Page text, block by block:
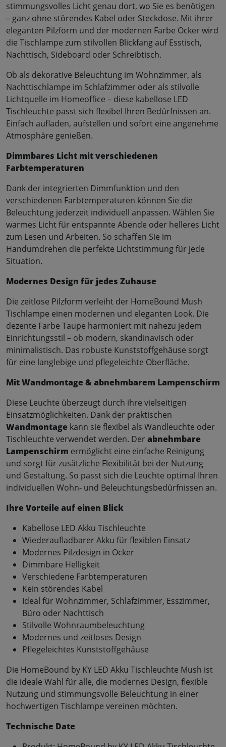
stimmungsvolles Licht genau dort, wo Sie es benötigen
– ganz ohne störendes Kabel oder Steckdose. Mit ihrer
eleganten Pilzform und der modernen Farbe Ocker wird
die Tischlampe zum stilvollen Blickfang auf Esstisch,
Nachttisch, Sideboard oder Schreibtisch.
Ob als dekorative Beleuchtung im Wohnzimmer, als
Nachttischlampe im Schlafzimmer oder als stilvolle
Lichtquelle im Homeoffice – diese kabellose LED
Tischleuchte passt sich flexibel Ihren Bedürfnissen an.
Einfach aufladen, aufstellen und sofort eine angenehme
Atmosphäre genießen.
Dimmbares Licht mit verschiedenen
Farbtemperaturen
Dank der integrierten Dimmfunktion und den
verschiedenen Farbtemperaturen können Sie die
Beleuchtung jederzeit individuell anpassen. Wählen Sie
warmes Licht für entspannte Abende oder helleres Licht
zum Lesen und Arbeiten. So schaffen Sie im
Handumdrehen die perfekte Lichtstimmung für jede
Situation.
Modernes Design für jedes Zuhause
Die zeitlose Pilzform verleiht der HomeBound Mush
Tischlampe einen modernen und eleganten Look. Die
dezente Farbe Taupe harmoniert mit nahezu jedem
Einrichtungsstil – ob modern, skandinavisch oder
minimalistisch. Das robuste Kunststoffgehäuse sorgt
für eine langlebige und pflegeleichte Oberfläche.
Mit Wandmontage & abnehmbarem Lampenschirm
Diese Leuchte überzeugt durch ihre vielseitigen
Einsatzmöglichkeiten. Dank der praktischen
Wandmontage kann sie flexibel als Wandleuchte oder
Tischleuchte verwendet werden. Derabnehmbare
Lampenschirm ermöglicht eine einfache Reinigung
und sorgt für zusätzliche Flexibilität bei der Nutzung
und Gestaltung. So passt sich die Leuchte optimal Ihren
individuellen Wohn- und Beleuchtungsbedürfnissen an.
Ihre Vorteile auf einen Blick
Kabellose LED Akku Tischleuchte
Wiederaufladbarer Akku für flexiblen Einsatz
Modernes Pilzdesign in Ocker
Dimmbare Helligkeit
Verschiedene Farbtemperaturen
Kein störendes Kabel
Ideal für Wohnzimmer, Schlafzimmer, Esszimmer,
Büro oder Nachttisch
Stilvolle Wohnraumbeleuchtung
Modernes und zeitloses Design
Pflegeleichtes Kunststoffgehäuse
Die HomeBound by KY LED Akku Tischleuchte Mush ist
die ideale Wahl für alle, die modernes Design, flexible
Nutzung und stimmungsvolle Beleuchtung in einer
hochwertigen Tischlampe vereinen möchten.
Technische Date